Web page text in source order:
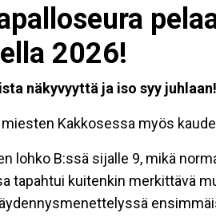
2026!
näkyvyyttä ja iso syy juhlaan!
Kakkosessa myös
lohko B:ssä sijalle 9, mikä
tapahtui kuitenkin merkittävä